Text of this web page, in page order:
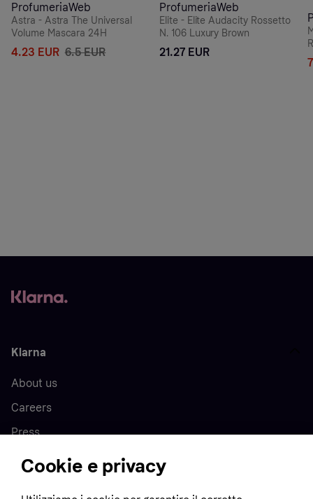
ProfumeriaWeb
Astra - Astra The Universal
Volume Mascara 24H
4.23 EUR 6.5 EUR
ProfumeriaWeb
Elite - Elite Audacity Rossetto
N. 106 Luxury Brown
21.27 EUR
Klarna
About us
Careers
Press
Cookie e privacy